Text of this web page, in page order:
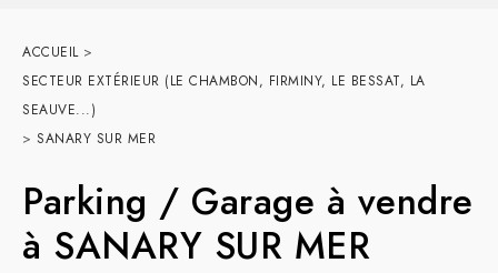
ACCUEIL>
SECTEUR EXTÉRIEUR (LE CHAMBON, FIRMINY, LE BESSAT, LA
SEAUVE...)
> SANARY SUR MER
Parking / Garage à vendre
à SANARY SUR MER